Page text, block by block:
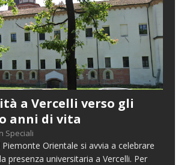
a Vercelli verso gli
anni di vita
Speciali
Piemonte Orientale si avvia a celebrare
presenza universitaria a Vercelli. Per